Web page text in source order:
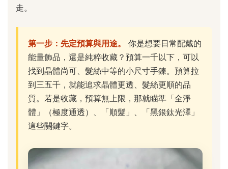
走。
第一步：先定預算與用途。
你是想要日常配戴的
能量飾品，還是純粹收藏？預算一千以下，可以
找到晶體尚可、髮絲中等的小尺寸手鍊。預算拉
到三五千，就能追求晶體更透、髮絲更順的品
質。若是收藏，預算無上限，那就瞄準「全淨
體」（極度通透）、「順髮」、「黑銀鈦光澤」
這些關鍵字。